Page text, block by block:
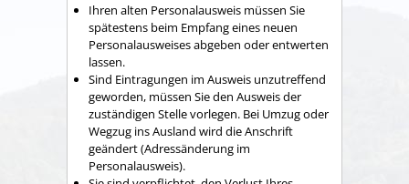
Ihren alten Personalausweis müssen Sie
spätestens beim Empfang eines neuen
Personalausweises abgeben oder entwerten
lassen.
Sind Eintragungen im Ausweis unzutreffend
geworden, müssen Sie den Ausweis der
zuständigen Stelle vorlegen. Bei Umzug oder
Wegzug ins Ausland wird die Anschrift
geändert (Adressänderung im
Personalausweis).